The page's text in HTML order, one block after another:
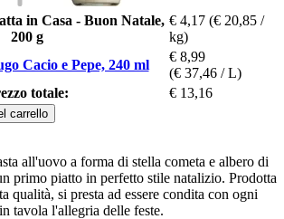
in Casa - Buon Natale,
200 g
€ 4,17 (€ 20,85 /
kg)
Cacio e Pepe, 240 ml
€ 8,99
(€ 37,46 / L)
totale:
€ 13,16
carrello
all'uovo a forma di stella cometa e albero di
primo piatto in perfetto stile natalizio. Prodotta
qualità, si presta ad essere condita con ogni
tavola l'allegria delle feste.